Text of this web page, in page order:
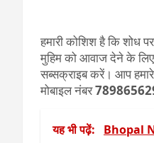
हमारी कोशिश है कि शोध
मुहिम को आवाज देने के
सब्सक्राइब करें। आप हमारे
मोबाइल नंबर
यह भी पढ़ें: Bhopal